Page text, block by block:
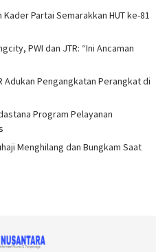
Partai Semarakkan HUT ke-81
PWI dan JTR: “Ini Ancaman
Adukan Pengangkatan Perangkat di
Program Pelayanan
Menghilang dan Bungkam Saat